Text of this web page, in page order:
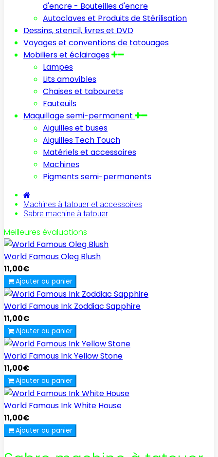
d'encre - Bouteilles d'encre
Autoclaves et Produits de Stérilisation
Dessins, stencil, livres et DVD
Voyages et conventions de tatouages
Mobiliers et éclairages
Lampes
Lits amovibles
Chaises et tabourets
Fauteuils
Maquillage semi-permanent
Aiguilles et buses
Aiguilles Tech Touch
Matériels et accessoires
Machines
Pigments semi-permanents
Machines à tatouer et accessoires
Sabre machine à tatouer
Meilleures évaluations
World Famous Oleg Blush
11,00€
Ajouter au panier
World Famous Ink Zoddiac Sapphire
11,00€
Ajouter au panier
World Famous Ink Yellow Stone
11,00€
Ajouter au panier
World Famous Ink White House
11,00€
Ajouter au panier